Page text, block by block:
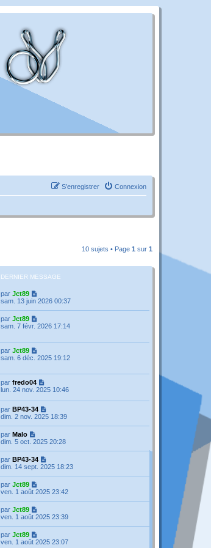
Connexion
S’enregistrer
10 sujets • Page 1 sur 1
DERNIER MESSAGE
par Jct89
sam. 13 juin 2026 00:37
par Jct89
sam. 7 févr. 2026 17:14
par Jct89
sam. 6 déc. 2025 19:12
par fredo04
lun. 24 nov. 2025 10:46
par BP43-34
dim. 2 nov. 2025 18:39
par Malo
dim. 5 oct. 2025 20:28
par BP43-34
dim. 14 sept. 2025 18:23
par Jct89
ven. 1 août 2025 23:42
par Jct89
ven. 1 août 2025 23:39
par Jct89
ven. 1 août 2025 23:07